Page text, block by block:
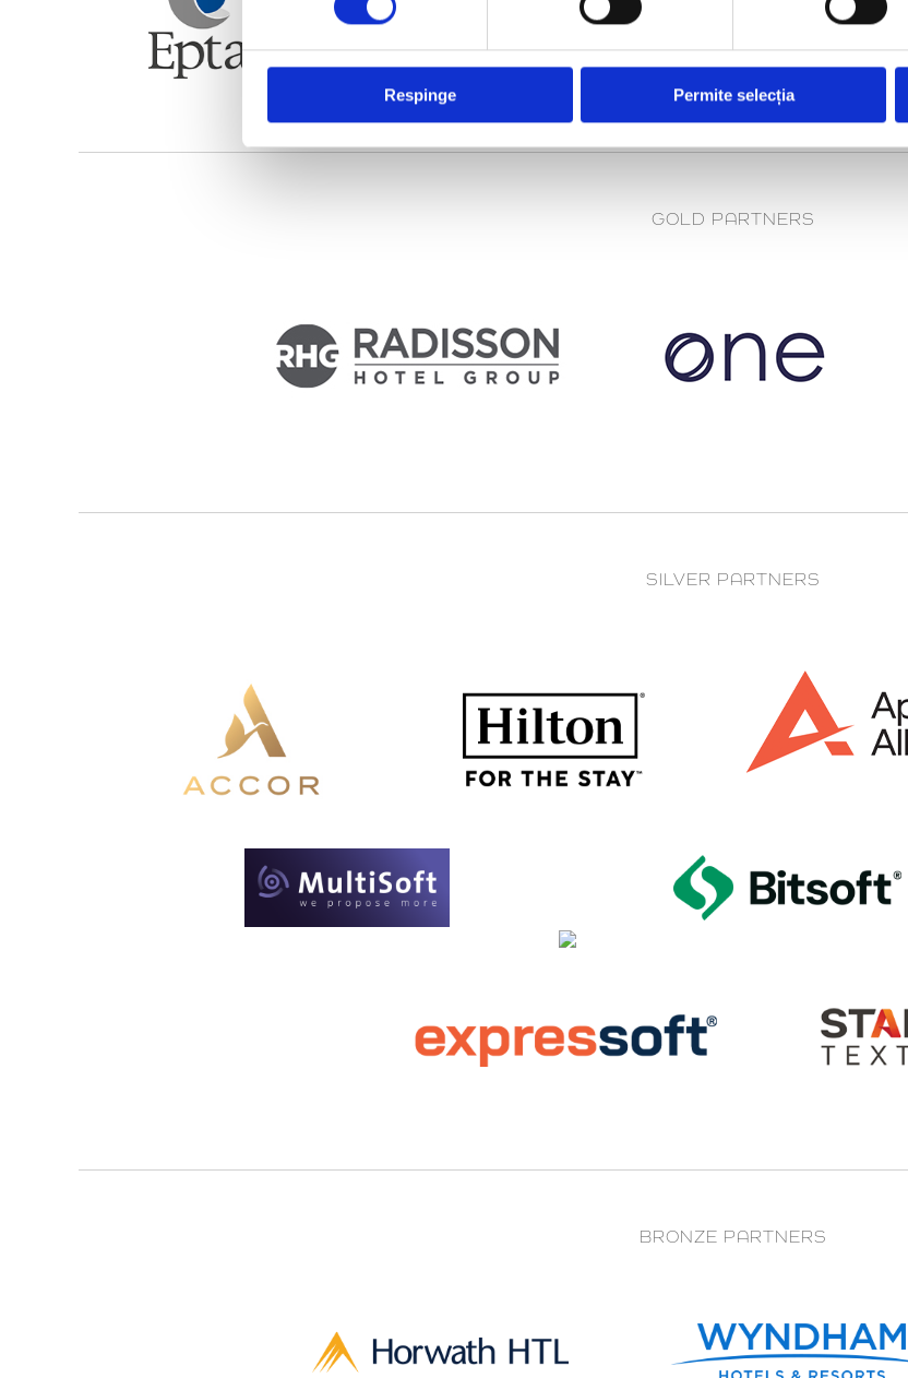
Respinge Permite selecția
GOLD PARTNERS
SILVER PARTNERS
BRONZE PARTNERS